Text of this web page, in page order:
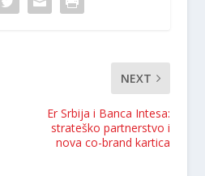
NEXT
Er Srbija i Banca Intesa:
strateško partnerstvo i
nova co-brand kartica